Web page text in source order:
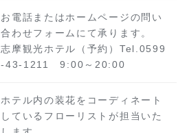
お電話またはホームページの問い
合わせフォームにて承ります。
志摩観光ホテル（予約）Tel.0599
-43-1211 9:00～20:00
ホテル内の装花をコーディネート
しているフローリストが担当いた